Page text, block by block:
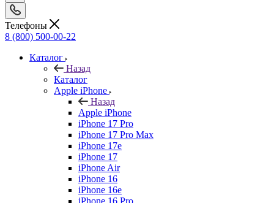
Телефоны
8 (800) 500-00-22
Каталог
Назад
Каталог
Apple iPhone
Назад
Apple iPhone
iPhone 17 Pro
iPhone 17 Pro Max
iPhone 17e
iPhone 17
iPhone Air
iPhone 16
iPhone 16e
iPhone 16 Pro